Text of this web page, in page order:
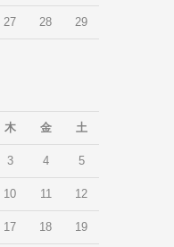
27 28 29
木 金 土
3 4 5
10 11 12
17 18 19